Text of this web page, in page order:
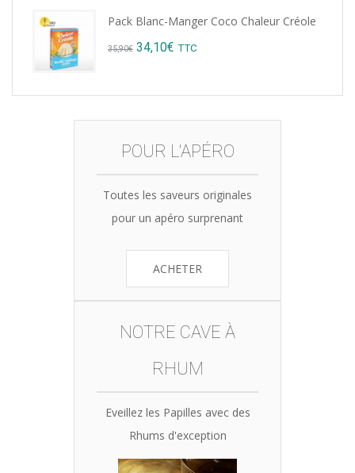
Pack Blanc-Manger Coco Chaleur Créole
35,90€ Original
was:
35,90€.
34,10€ Current
is:
34,10€.
TTC
POUR L'APÉRO
Toutes les saveurs originales
pour un apéro surprenant
ACHETER
NOTRE CAVE À
RHUM
Eveillez les Papilles avec des
Rhums d'exception